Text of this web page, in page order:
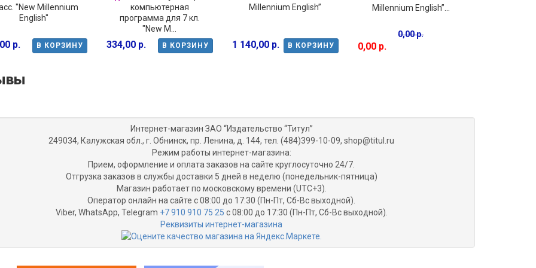
"New Millennium
English"
В КОРЗИНУ
р.
компьютерная
программа для 7 кл.
"New M...
В КОРЗИНУ
334,00 р.
Millennium English”
В КОРЗИНУ
1 140,00 р.
Millennium English”...
0,00 р.
0,00 р.
Интернет-магазин ЗАО “Издательство “Титул”
249034, Калужская обл., г. Обнинск, пр. Ленина, д. 144, тел. (484)399-10-09, shop@titul.ru
Режим работы интернет-магазина:
Прием, оформление и оплата заказов на сайте круглосуточно 24/7.
Отгрузка заказов в службы доставки 5 дней в неделю (понедельник-пятница)
Магазин работает по московскому времени (UTC+3).
Оператор онлайн на сайте с 08:00 до 17:30 (Пн-Пт, Сб-Вс выходной).
Viber, WhatsApp, Telegram +7 910 910 75 25 с 08:00 до 17:30 (Пн-Пт, Сб-Вс выходной).
Реквизиты интернет-магазина